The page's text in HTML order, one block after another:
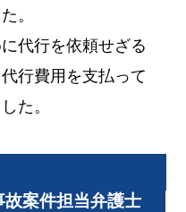
。
代行を依頼せざる
行費用を支払って
た。
案件担当弁護士